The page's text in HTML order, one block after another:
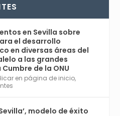
este lunes 2 con la
sobre Catálisis, y
Parasitología. Del día 3 al
de Ciencias
y los días 5 y 6 Jornadas
Twitter
en Sevilla sobre
el desarrollo
en diversas áreas del
a las grandes
de la ONU
en página de inicio,
modelo de éxito